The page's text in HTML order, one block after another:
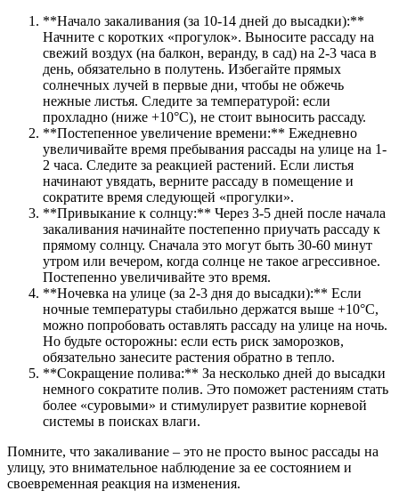
**Начало закаливания (за 10-14 дней до высадки):**
Начните с коротких «прогулок». Выносите рассаду на
свежий воздух (на балкон, веранду, в сад) на 2-3 часа в
день, обязательно в полутень. Избегайте прямых
солнечных лучей в первые дни, чтобы не обжечь
нежные листья. Следите за температурой: если
прохладно (ниже +10°C), не стоит выносить рассаду.
**Постепенное увеличение времени:** Ежедневно
увеличивайте время пребывания рассады на улице на 1-
2 часа. Следите за реакцией растений. Если листья
начинают увядать, верните рассаду в помещение и
сократите время следующей «прогулки».
**Привыкание к солнцу:** Через 3-5 дней после начала
закаливания начинайте постепенно приучать рассаду к
прямому солнцу. Сначала это могут быть 30-60 минут
утром или вечером, когда солнце не такое агрессивное.
Постепенно увеличивайте это время.
**Ночевка на улице (за 2-3 дня до высадки):** Если
ночные температуры стабильно держатся выше +10°C,
можно попробовать оставлять рассаду на улице на ночь.
Но будьте осторожны: если есть риск заморозков,
обязательно занесите растения обратно в тепло.
**Сокращение полива:** За несколько дней до высадки
немного сократите полив. Это поможет растениям стать
более «суровыми» и стимулирует развитие корневой
системы в поисках влаги.
Помните, что закаливание – это не просто вынос рассады на
улицу, это внимательное наблюдение за ее состоянием и
своевременная реакция на изменения.